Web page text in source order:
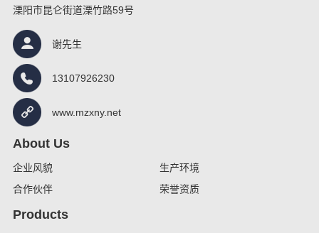
溧阳市昆仑街道溧竹路59号
谢先生
13107926230
www.mzxny.net
About Us
企业风貌
生产环境
合作伙伴
荣誉资质
Products